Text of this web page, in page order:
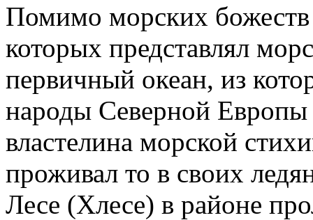
Помимо морских
которых представлял
первичный океан, из
народы Северной Европы
властелина морской
проживал то в своих
Лесе (Хлесе) в районе